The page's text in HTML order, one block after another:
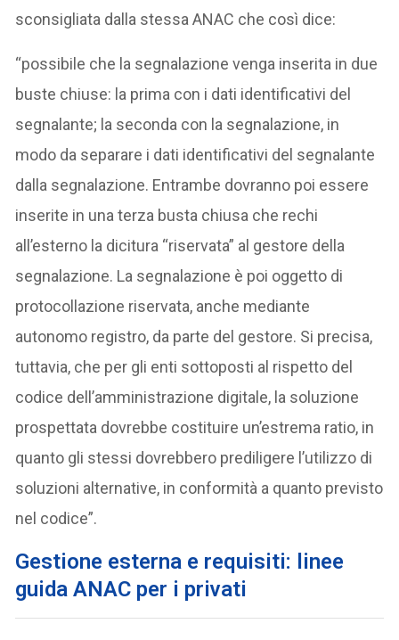
sconsigliata dalla stessa ANAC che così dice:
“possibile che la segnalazione venga inserita in due
buste chiuse: la prima con i dati identificativi del
segnalante; la seconda con la segnalazione, in
modo da separare i dati identificativi del segnalante
dalla segnalazione. Entrambe dovranno poi essere
inserite in una terza busta chiusa che rechi
all’esterno la dicitura “riservata” al gestore della
segnalazione. La segnalazione è poi oggetto di
protocollazione riservata, anche mediante
autonomo registro, da parte del gestore. Si precisa,
tuttavia, che per gli enti sottoposti al rispetto del
codice dell’amministrazione digitale, la soluzione
prospettata dovrebbe costituire un’estrema ratio, in
quanto gli stessi dovrebbero prediligere l’utilizzo di
soluzioni alternative, in conformità a quanto previsto
nel codice”.
Gestione esterna e requisiti: linee
guida ANAC per i privati